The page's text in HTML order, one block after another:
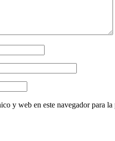
y web en este navegador para